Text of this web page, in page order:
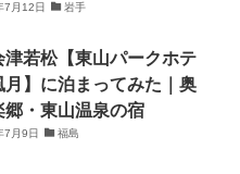
7月12日 岩手
津若松【東山パークホテ
月】に泊まってみた｜奥
郷・東山温泉の宿
7月9日 福島